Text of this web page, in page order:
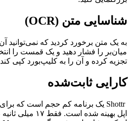
شناسایی متن (OCR)
به یک متن برخورد کردید که نمی‌توانید
میان‌بر را فشار دهید و یک قمست را
تجزیه کرده و آن را به کلیپ‌بورد کپی ‌کند
کارایی ثابت‌شده
Shottr یک برنامه کم حجم است که
اپل بهینه شده